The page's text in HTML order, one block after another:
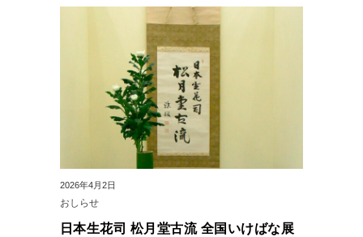
2026年4月2日
おしらせ
日本生花司 松月堂古流 全国いけばな展